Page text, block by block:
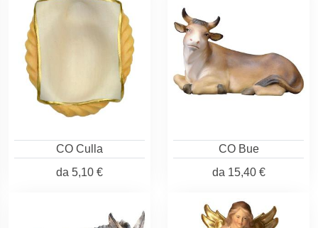
CO Culla
da 5,10 €
CO Bue
da 15,40 €